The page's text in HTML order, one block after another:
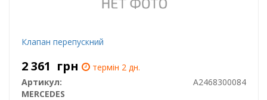
Клапан перепускний
2 361 грн
термін 2 дн.
Артикул:
A2468300084
MERCEDES